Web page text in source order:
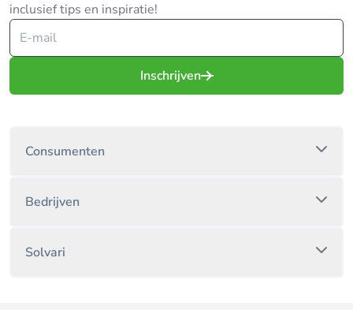
inclusief tips en inspiratie!
Inschrijven
Consumenten
Bedrijven
Solvari